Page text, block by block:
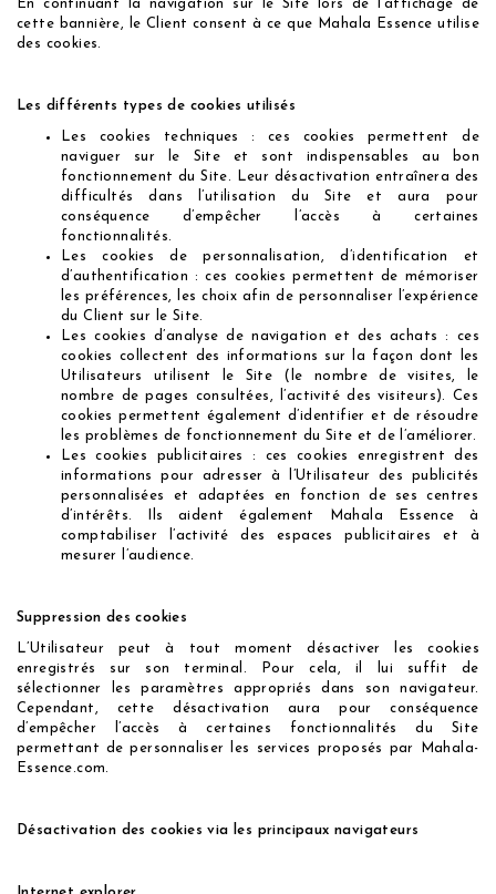
En continuant la navigation sur le Site lors de l’affichage de
cette bannière, le Client consent à ce que Mahala Essence utilise
des cookies.
Les différents types de cookies utilisés
Les cookies techniques : ces cookies permettent de
naviguer sur le Site et sont indispensables au bon
fonctionnement du Site. Leur désactivation entraînera des
difficultés dans l’utilisation du Site et aura pour
conséquence d’empêcher l’accès à certaines
fonctionnalités.
Les cookies de personnalisation, d’identification et
d’authentification : ces cookies permettent de mémoriser
les préférences, les choix afin de personnaliser l’expérience
du Client sur le Site.
Les cookies d’analyse de navigation et des achats : ces
cookies collectent des informations sur la façon dont les
Utilisateurs utilisent le Site (le nombre de visites, le
nombre de pages consultées, l’activité des visiteurs). Ces
cookies permettent également d’identifier et de résoudre
les problèmes de fonctionnement du Site et de l’améliorer.
Les cookies publicitaires : ces cookies enregistrent des
informations pour adresser à l’Utilisateur des publicités
personnalisées et adaptées en fonction de ses centres
d’intérêts. Ils aident également Mahala Essence à
comptabiliser l’activité des espaces publicitaires et à
mesurer l’audience.
Suppression des cookies
L’Utilisateur peut à tout moment désactiver les cookies
enregistrés sur son terminal. Pour cela, il lui suffit de
sélectionner les paramètres appropriés dans son navigateur.
Cependant, cette désactivation aura pour conséquence
d’empêcher l’accès à certaines fonctionnalités du Site
permettant de personnaliser les services proposés par Mahala-
Essence.com.
Désactivation des cookies via les principaux navigateurs